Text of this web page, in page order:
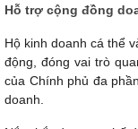
Hỗ trợ cộng đồng
Hộ kinh doanh cá thể
động, đóng vai trò
của Chính phủ đa
doanh.